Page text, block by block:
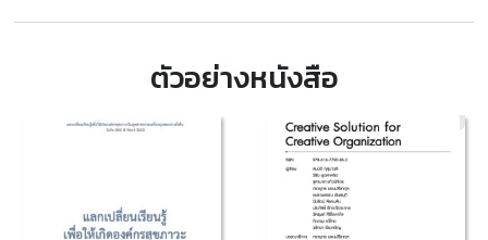
ตัวอย่างหนังสือ